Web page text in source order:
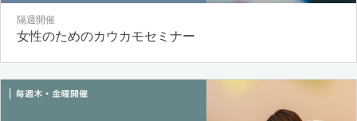
隔週開催
女性のためのカウカモセミナー